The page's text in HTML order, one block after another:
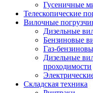
Гусеничные
Телескопические
Вилочные
Дизельные
Бензиновые
Газ-
Дизельные
проходимости
Складская техника